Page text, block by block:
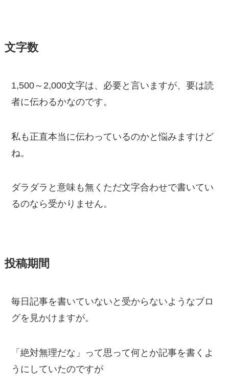
文字数
1,500～2,000文字は、必要と言いますが、要は読
者に伝わるかなのです。
私も正直本当に伝わっているのかと悩みますけど
ね。
ダラダラと意味も無くただ文字合わせで書いてい
るのなら受かりません。
投稿期間
毎日記事を書いていないと受からないようなブロ
グを見かけますが。
「絶対無理だな」って思って何とか記事を書くよ
うにしていたのですが